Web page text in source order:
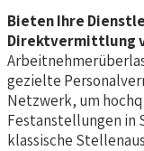
Bieten Ihre
Direktvermittlung
gezielte
Netzwerk, um
Festanstellungen in
klassische